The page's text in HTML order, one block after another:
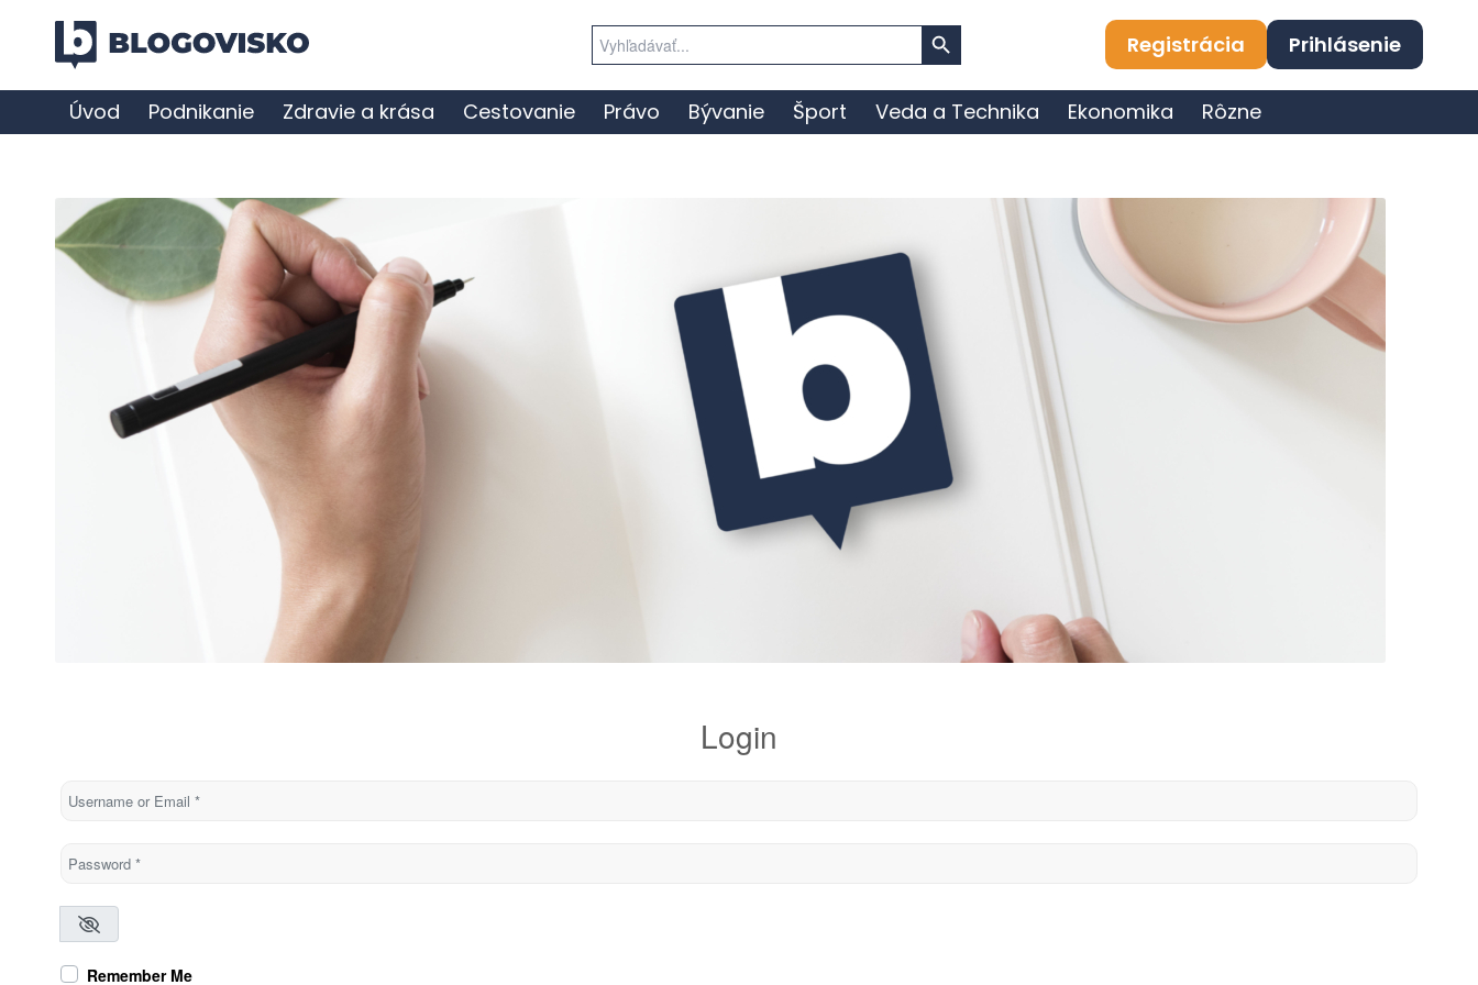
for:
Search Button
Registrácia Prihlásenie
Úvod Podnikanie Zdravie a krása Cestovanie Právo Bývanie Šport Veda a Technika Ekonomika Rôzne
Login
Username or Email
Password*
Remember Me